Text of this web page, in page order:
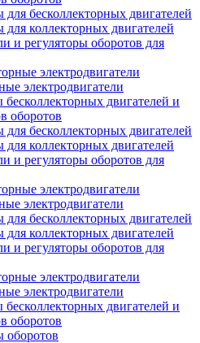
для бесколлекторных двигателей
для коллекторных двигателей
и регуляторы оборотов для
электродвигатели
электродвигатели
двигателей и
оборотов
для бесколлекторных двигателей
для коллекторных двигателей
и регуляторы оборотов для
электродвигатели
электродвигатели
для бесколлекторных двигателей
для коллекторных двигателей
и регуляторы оборотов для
электродвигатели
электродвигатели
двигателей и
оборотов
оборотов